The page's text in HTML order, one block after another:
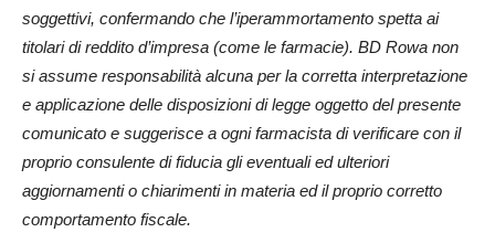
soggettivi, confermando che l’iperammortamento spetta ai
titolari di reddito d’impresa (come le farmacie). BD Rowa non
si assume responsabilità alcuna per la corretta interpretazione
e applicazione delle disposizioni di legge oggetto del presente
comunicato e suggerisce a ogni farmacista di verificare con il
proprio consulente di fiducia gli eventuali ed ulteriori
aggiornamenti o chiarimenti in materia ed il proprio corretto
comportamento fiscale.